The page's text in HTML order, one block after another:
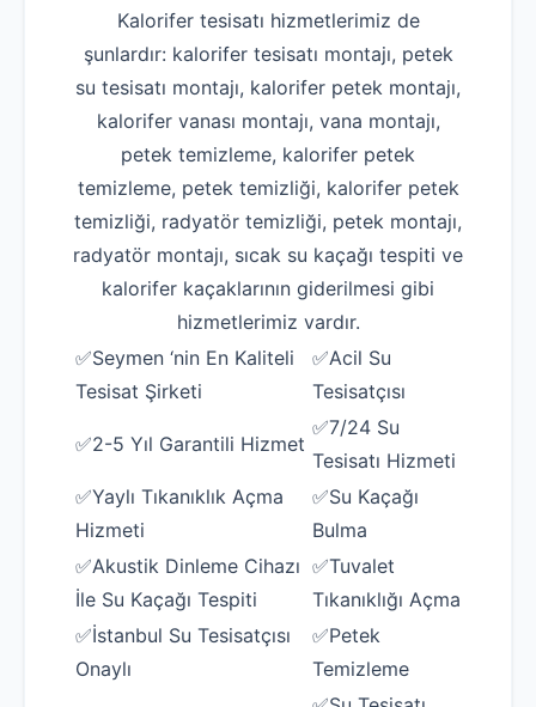
Kalorifer tesisatı hizmetlerimiz de
şunlardır: kalorifer tesisatı montajı, petek
su tesisatı montajı, kalorifer petek montajı,
kalorifer vanası montajı, vana montajı,
petek temizleme, kalorifer petek
temizleme, petek temizliği, kalorifer petek
temizliği, radyatör temizliği, petek montajı,
radyatör montajı, sıcak su kaçağı tespiti ve
kalorifer kaçaklarının giderilmesi gibi
hizmetlerimiz vardır.
✅Seymen ‘nin En Kaliteli
Tesisat Şirketi
✅Acil Su
Tesisatçısı
✅2-5 Yıl Garantili Hizmet
✅7/24 Su
Tesisatı Hizmeti
✅Yaylı Tıkanıklık Açma
Hizmeti
✅Su Kaçağı
Bulma
✅Akustik Dinleme Cihazı
İle Su Kaçağı Tespiti
✅Tuvalet
Tıkanıklığı Açma
✅İstanbul Su Tesisatçısı
Onaylı
✅Petek
Temizleme